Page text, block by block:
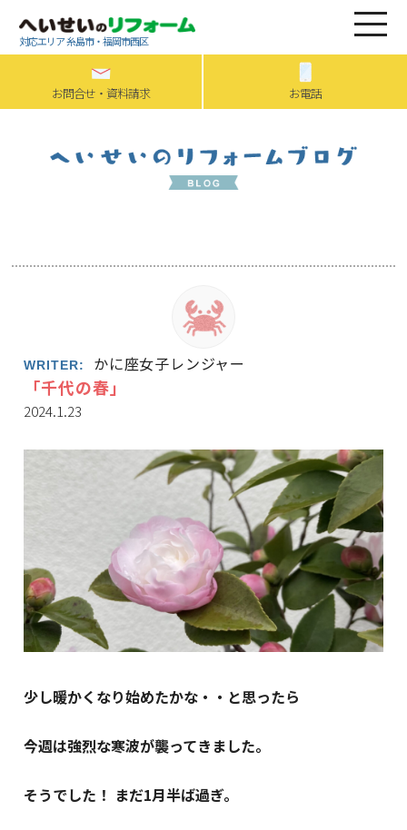
対応エリア 糸島市・福岡市西区
お問合せ・資料請求 お電話
WRITER: かに座女子レンジャー
「千代の春」
2024.1.23
少し暖かくなり始めたかな・・と思ったら
今週は強烈な寒波が襲ってきました。
そうでした！ まだ1月半ば過ぎ。